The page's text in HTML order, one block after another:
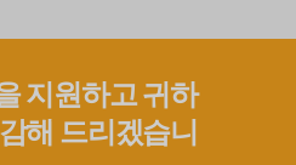
지원하고 귀하
해 드리겠습니